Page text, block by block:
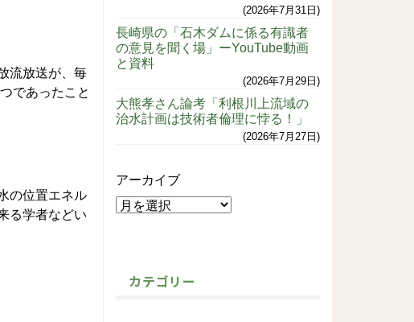
流放送が、毎
であったこと
の位置エネル
る学者などい
2026年7月31日
長崎県の「石木ダムに係る有識者
の意見を聞く場」ーYouTube動画
と資料
2026年7月29日
大熊孝さん論考「利根川上流域の
治水計画は技術者倫理に悖る！」
2026年7月27日
アーカイブ
カテゴリー